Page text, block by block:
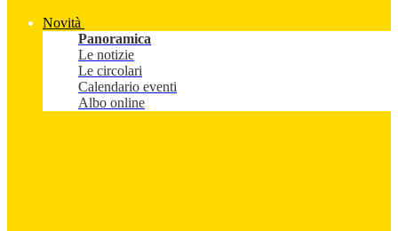
Novità
Panoramica
Le notizie
Le circolari
Calendario eventi
Albo online